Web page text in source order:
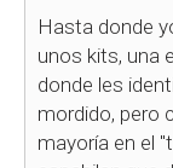
Hasta donde
unos kits, una
donde les
mordido, pero
mayoría en el